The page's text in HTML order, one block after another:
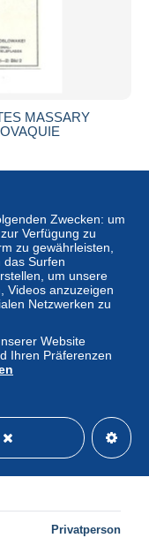
MASSARY
MASSARY -
Privatperson
Zwecken: um
Verfügung zu
zu gewährleisten,
das Surfen
um unsere
Videos anzuzeigen
Netzwerken zu
Website
Ihren Präferenzen